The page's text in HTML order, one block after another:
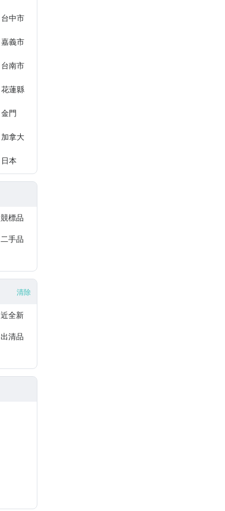
台中市
嘉義市
台南市
花蓮縣
金門
加拿大
日本
競標品
二手品
清除
近全新
出清品